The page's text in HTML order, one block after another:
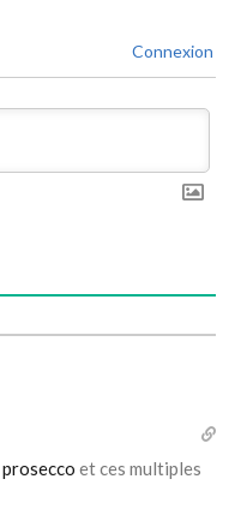
Connexion
prosecco et ces multiples